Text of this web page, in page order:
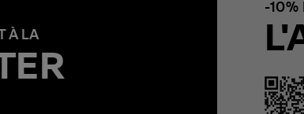
À LA
-10%